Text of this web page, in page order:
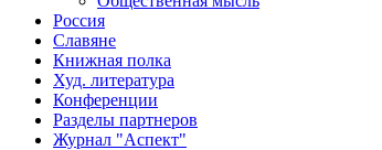
Россия
Славяне
Книжная полка
Худ. литература
Конференции
Разделы партнеров
Журнал "Аспект"